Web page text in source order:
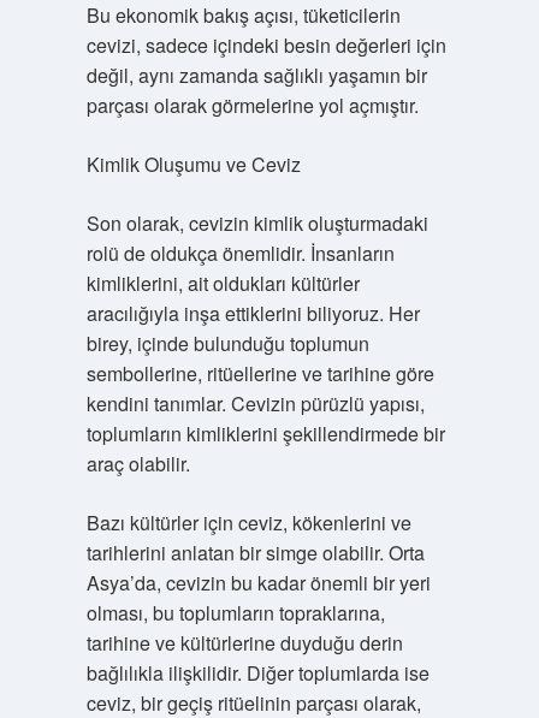
Bu ekonomik bakış açısı, tüketicilerin
cevizi, sadece içindeki besin değerleri için
değil, aynı zamanda sağlıklı yaşamın bir
parçası olarak görmelerine yol açmıştır.
Kimlik Oluşumu ve Ceviz
Son olarak, cevizin kimlik oluşturmadaki
rolü de oldukça önemlidir. İnsanların
kimliklerini, ait oldukları kültürler
aracılığıyla inşa ettiklerini biliyoruz. Her
birey, içinde bulunduğu toplumun
sembollerine, ritüellerine ve tarihine göre
kendini tanımlar. Cevizin pürüzlü yapısı,
toplumların kimliklerini şekillendirmede bir
araç olabilir.
Bazı kültürler için ceviz, kökenlerini ve
tarihlerini anlatan bir simge olabilir. Orta
Asya’da, cevizin bu kadar önemli bir yeri
olması, bu toplumların topraklarına,
tarihine ve kültürlerine duyduğu derin
bağlılıkla ilişkilidir. Diğer toplumlarda ise
ceviz, bir geçiş ritüelinin parçası olarak,